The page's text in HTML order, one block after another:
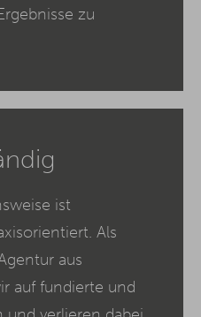
zu
ist
Als
aus
auf fundierte und